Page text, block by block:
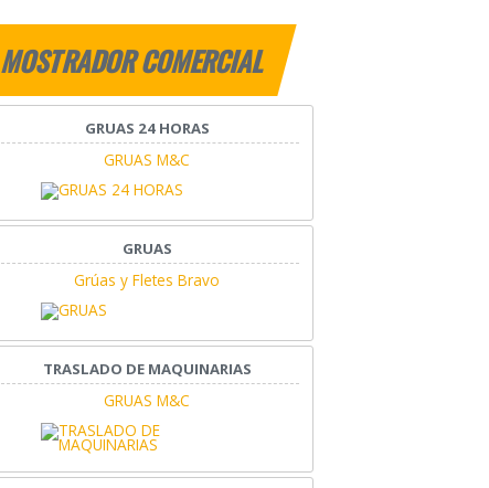
MOSTRADOR COMERCIAL
GRUAS 24 HORAS
GRUAS M&C
GRUAS
Grúas y Fletes Bravo
TRASLADO DE MAQUINARIAS
GRUAS M&C